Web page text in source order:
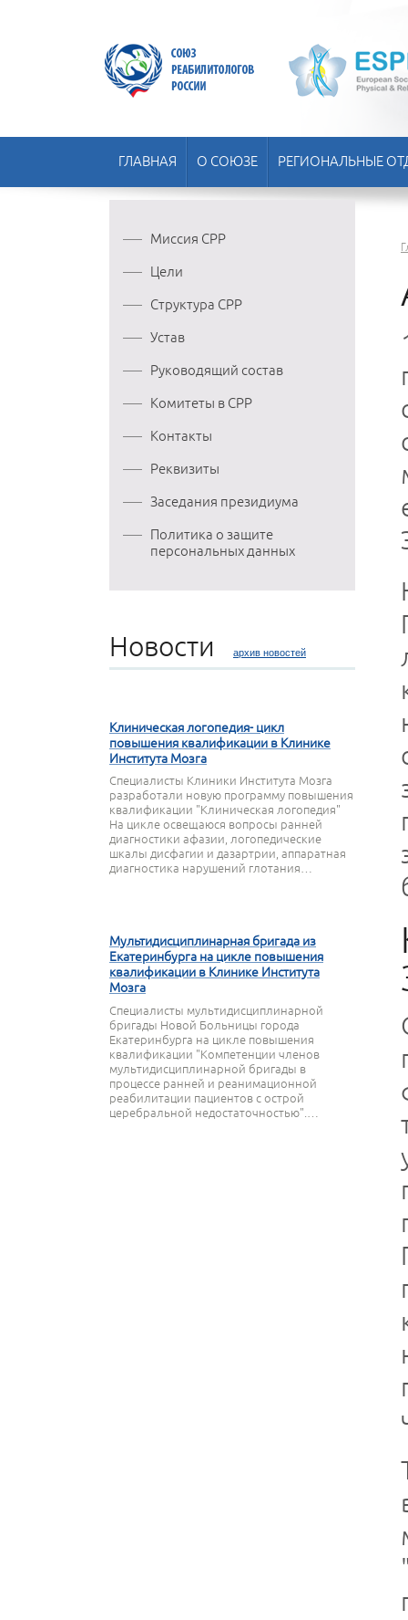
ГЛАВНАЯ О СОЮЗЕ РЕГИОНАЛЬНЫЕ
Миссия СРР
Цели
Структура СРР
Устав
Руководящий состав
Комитеты в СРР
Контакты
Реквизиты
Заседания президиума
Политика о защите
персональных данных
Новости архив новостей
Клиническая логопедия- цикл
повышения квалификации в Клинике
Института Мозга
Специалисты Клиники Института Мозга
разработали новую программу повышения
квалификации "Клиническая логопедия"
На цикле освещаюся вопросы ранней
диагностики афазии, логопедические
шкалы дисфагии и дазартрии, аппаратная
диагностика нарушений глотания…
Мультидисциплинарная бригада из
Екатеринбурга на цикле повышения
квалификации в Клинике Института
Мозга
Специалисты мультидисциплинарной
бригады Новой Больницы города
Екатеринбурга на цикле повышения
квалификации "Компетенции членов
мультидисциплинарной бригады в
процессе ранней и реанимационной
реабилитации пациентов с острой
церебральной недостаточностью".…